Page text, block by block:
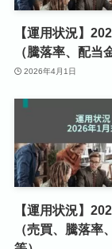
【運用状況】
（騰落率、配当
2026年4月1日
【運用状況】
（売買、騰落率